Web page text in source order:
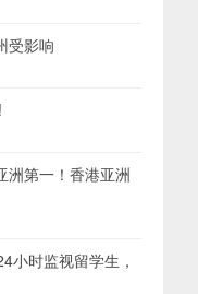
受影响
洲第一！香港亚洲
小时监视留学生，